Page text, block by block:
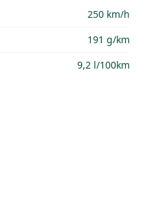
250 km/h
191 g/km
9,2 l/100km